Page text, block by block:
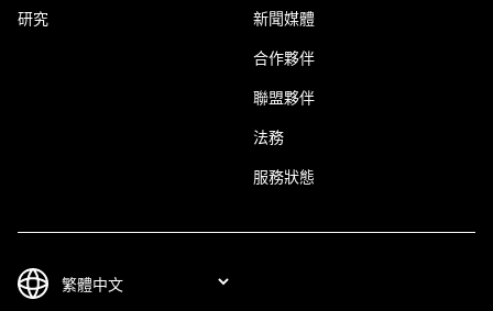
研究 新聞媒體
合作夥伴
聯盟夥伴
法務
服務狀態